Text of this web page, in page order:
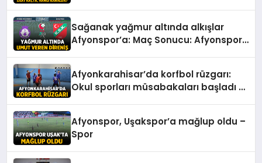
Sağanak yağmur altında alkışlar
Afyonspor’a: Maç Sonucu: Afyonspor
Afyonkarahisar’da korfbol rüzgarı:
Okul sporları müsabakaları başladı –
Afyonspor, Uşakspor’a mağlup oldu –
Spor